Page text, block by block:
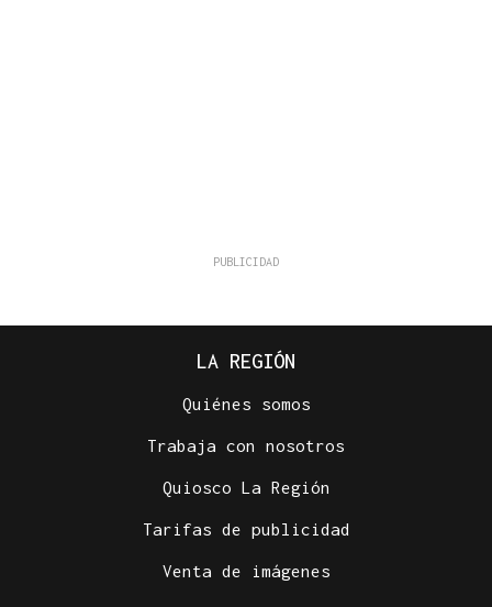
LA REGIÓN
Quiénes somos
Trabaja con nosotros
Quiosco La Región
Tarifas de publicidad
Venta de imágenes